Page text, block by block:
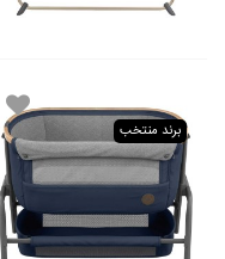
برند منتخب